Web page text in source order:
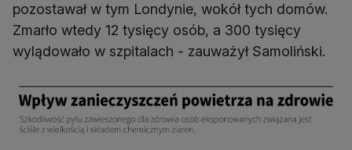
pozostawał w tym Londynie, wokół tych domów.
Zmarło wtedy 12 tysięcy osób, a 300 tysięcy
wylądowało w szpitalach - zauważył Samoliński.